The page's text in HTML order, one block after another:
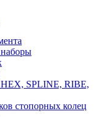
SPLINE, RIBE,
стопорных колец